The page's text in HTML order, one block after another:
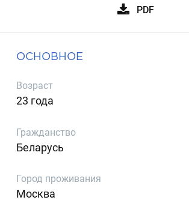
PDF
ОСНОВНОЕ
Возраст
23 года
Гражданство
Беларусь
Город проживания
Москва